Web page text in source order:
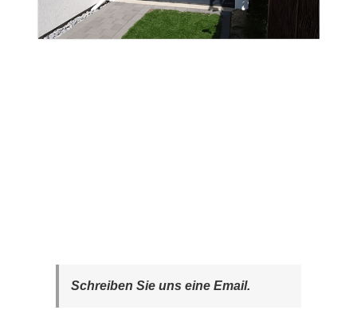
Schreiben Sie uns eine Email.